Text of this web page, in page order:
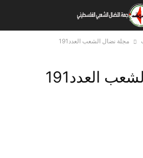
مجلة نضال الشعب العدد191
العدد191